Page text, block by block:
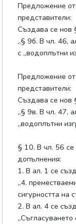
Предложение
представители:
Създава се нов
„§ 9б. В чл. 46,
с „водоплътни
Предложение
представители:
Създава се нов
„§ 9в. В чл. 47,
„водоплътни
§ 10. В чл. 56 се
допълнения:
1. В ал. 1 се
„4.
сигурността на
2. В ал. 4 се